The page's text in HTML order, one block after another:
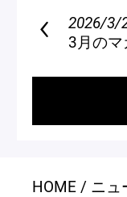
2026/3/
3月のマ
HOME
ニュ